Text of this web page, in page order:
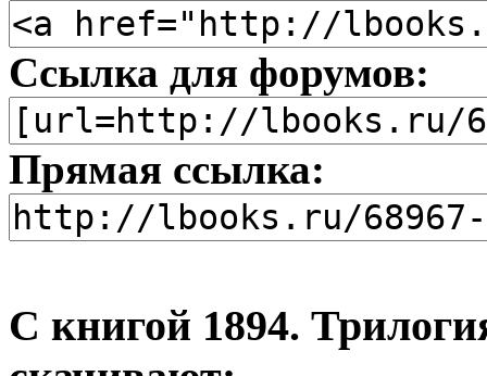
Ссылка для форумов:
Прямая ссылка:
С книгой 1894.